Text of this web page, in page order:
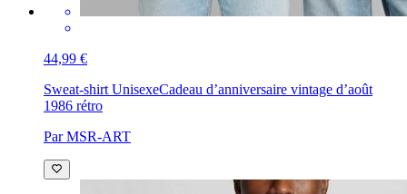
44,99 €
Sweat-shirt UnisexeCadeau d’anniversaire vintage d’août
1986 rétro
Par MSR-ART